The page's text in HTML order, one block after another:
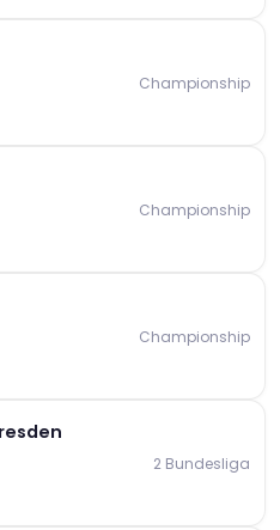
Championship
Championship
Championship
2 Bundesliga